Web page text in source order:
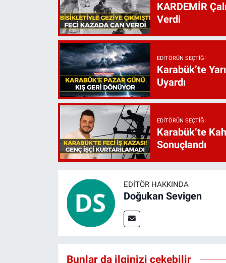
KARDEMİR
Verdi
EDITÖRÜN SEÇTIĞI
Karabük’te
Uyardı
EDITÖRÜN SEÇTIĞI
Karabük’te
Sonuçlandı
EDITÖR HAKKINDA
Doğukan Sevigen
Bunlar da ilginizi çekebilir